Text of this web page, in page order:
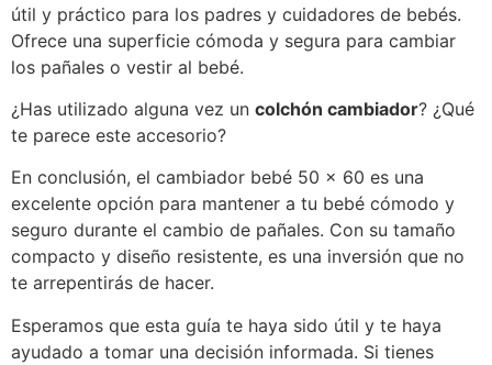
útil y práctico para los padres y cuidadores de bebés.
Ofrece una superficie cómoda y segura para cambiar
los pañales o vestir al bebé.
¿Has utilizado alguna vez un colchón cambiador? ¿Qué
te parece este accesorio?
En conclusión, el cambiador bebé 50 x 60 es una
excelente opción para mantener a tu bebé cómodo y
seguro durante el cambio de pañales. Con su tamaño
compacto y diseño resistente, es una inversión que no
te arrepentirás de hacer.
Esperamos que esta guía te haya sido útil y te haya
ayudado a tomar una decisión informada. Si tienes